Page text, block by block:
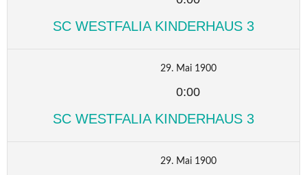
SC WESTFALIA KINDERHAUS 3
29. Mai 1900
0:00
SC WESTFALIA KINDERHAUS 3
29. Mai 1900